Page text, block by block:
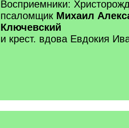
Восприемники:
псаломщик Михаил
Ключевский
и крест. вдова Евдокия